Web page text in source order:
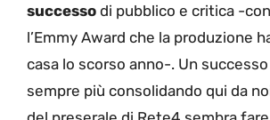
successo di pubblico e critica -
l’Emmy Award che la produzione
casa lo scorso anno-. Un
sempre più consolidando qui da